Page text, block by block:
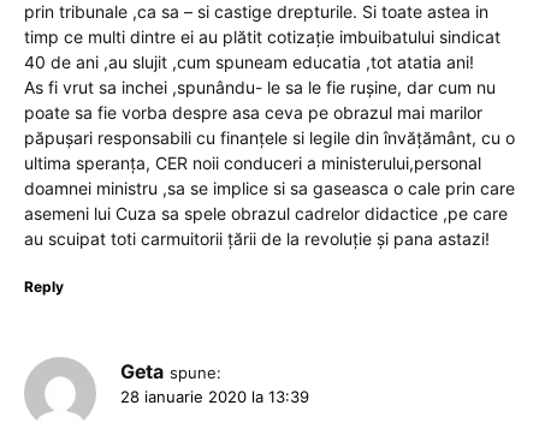
prin tribunale ,ca sa – si castige drepturile. Si toate astea in
timp ce multi dintre ei au plătit cotizație imbuibatului sindicat
40 de ani ,au slujit ,cum spuneam educatia ,tot atatia ani!
As fi vrut sa inchei ,spunându- le sa le fie rușine, dar cum nu
poate sa fie vorba despre asa ceva pe obrazul mai marilor
păpușari responsabili cu finanțele si legile din învățământ, cu o
ultima speranța, CER noii conduceri a ministerului,personal
doamnei ministru ,sa se implice si sa gaseasca o cale prin care
asemeni lui Cuza sa spele obrazul cadrelor didactice ,pe care
au scuipat toti carmuitorii țării de la revoluție și pana astazi!
Reply
Geta spune:
28 ianuarie 2020 la 13:39